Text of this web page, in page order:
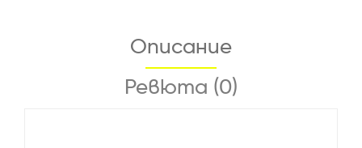
Описание
Ревюта (0)